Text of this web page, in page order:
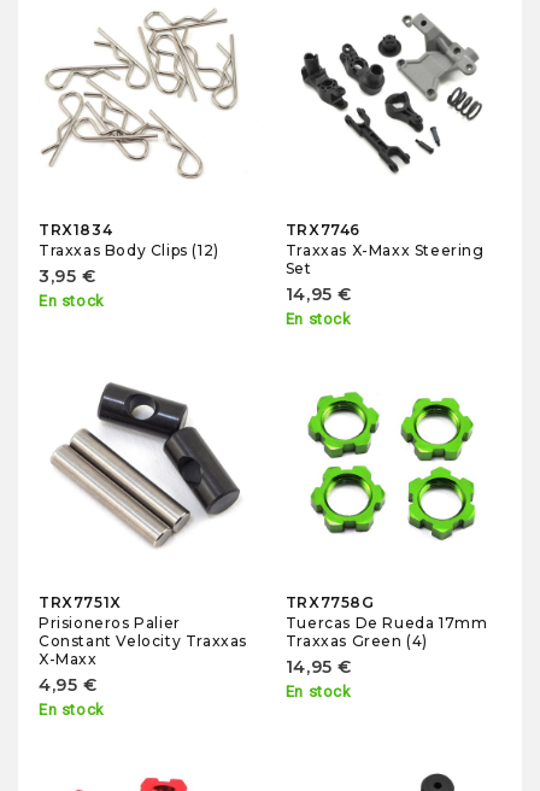
TRX1834
Traxxas Body Clips (12)
3,95 €
En stock
TRX7746
Traxxas X-Maxx Steering
Set
14,95 €
En stock
TRX7751X
Prisioneros Palier
Constant Velocity Traxxas
X-Maxx
4,95 €
En stock
TRX7758G
Tuercas De Rueda 17mm
Traxxas Green (4)
14,95 €
En stock